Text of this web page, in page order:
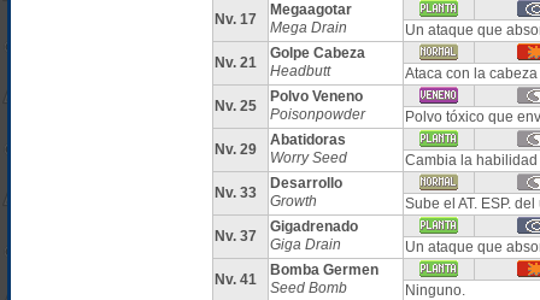
Nv. 17
Megaagotar
Mega Drain
Un ataque que
Nv. 21
Golpe Cabeza
Headbutt
Ataca con la
Nv. 25
Polvo Veneno
Poisonpowder
Polvo tóxico que
Nv. 29
Abatidoras
Worry Seed
Cambia la
Nv. 33
Desarrollo
Growth
Sube el AT. ESP.
Nv. 37
Gigadrenado
Giga Drain
Un ataque que
Nv. 41
Bomba Germen
Seed Bomb
Ninguno.